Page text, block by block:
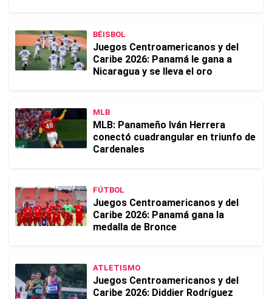
BÉISBOL
Juegos Centroamericanos y del
Caribe 2026: Panamá le gana a
Nicaragua y se lleva el oro
MLB
MLB: Panameño Iván Herrera
conectó cuadrangular en triunfo de
Cardenales
FÚTBOL
Juegos Centroamericanos y del
Caribe 2026: Panamá gana la
medalla de Bronce
ATLETISMO
Juegos Centroamericanos y del
Caribe 2026: Diddier Rodríguez